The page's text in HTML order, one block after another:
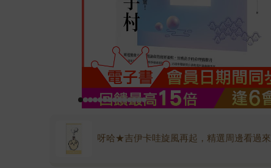
呀哈★吉伊卡哇旋風再起，精選周邊看過來